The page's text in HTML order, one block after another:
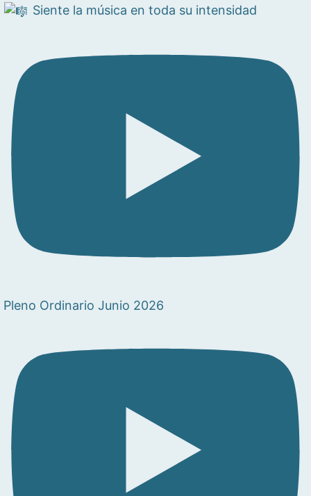
Siente la música en toda su intensidad
Pleno Ordinario Junio 2026